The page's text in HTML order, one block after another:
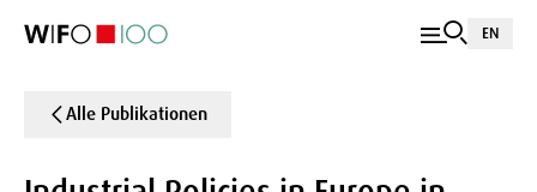
EN
Alle Publikationen